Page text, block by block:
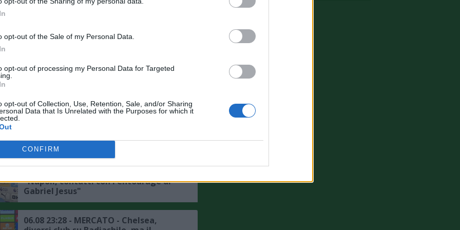
opt-out of the Sale of my Personal Data.
opt-out of processing my Personal Data for Targeted
opt-out of Collection, Use, Retention, Sale, and/or Sharing
Data that Is Unrelated with the Purposes for which it
CONFIRM
Barcellona sorpassa il Real Madrid e
07.08 07:15 - MERCATO - Schira:
Cagliari"
"Napoli, contatti con l'entourage di
Gabriel Jesus"
06.08 23:28 - MERCATO - Chelsea,